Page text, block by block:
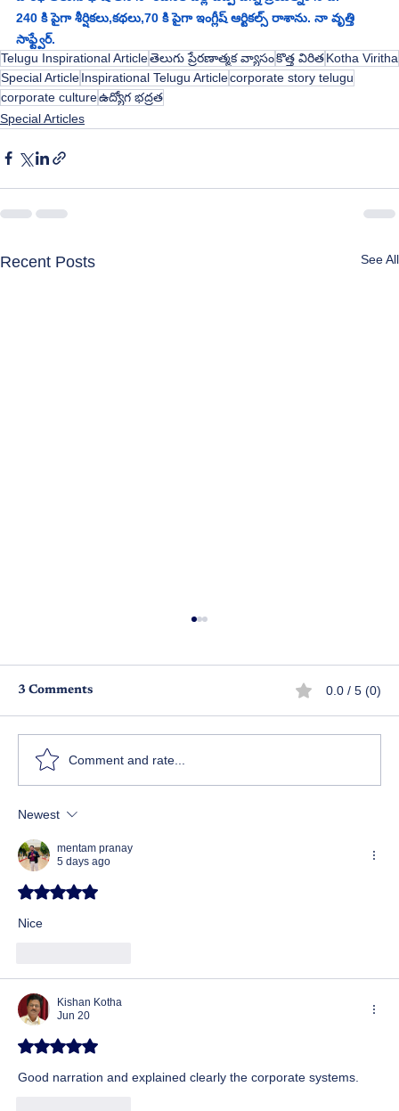
240 కి పైగా శీర్షికలు,కథలు,70 కి పైగా ఇంగ్లీష్ ఆర్టికల్స్ రాశాను. నా వృత్తి
సాఫ్ట్వేర్.
Telugu Inspirational Articleతెలుగు ప్రేరణాత్మక వ్యాసంకొత్త విరితKotha Viritha
Special ArticleInspirational Telugu Articlecorporate story telugu
corporate cultureఉద్యోగ భద్రత
Special Articles
Recent Posts See All
3 Comments 0.0 / 5 (0)
Comment and rate...
Newest
mentam pranay
5 days ago
Rated 5 out of 5 stars.
Nice
Kishan Kotha
Jun 20
Rated 5 out of 5 stars.
Good narration and explained clearly the corporate systems.